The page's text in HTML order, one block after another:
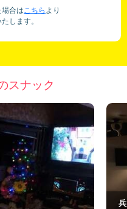
合はこちら より
します。
スナック